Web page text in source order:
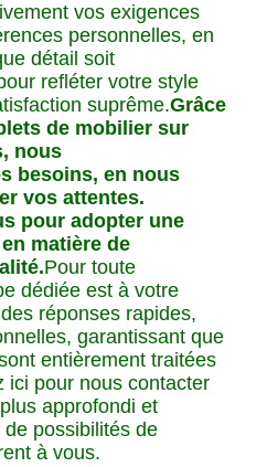
vos exigences
personnelles, en
détail soit
refléter votre style
suprême.Grâce
de mobilier sur
nous
besoins, en nous
vos attentes.
pour adopter une
matière de
Pour toute
dédiée est à votre
réponses rapides,
garantissant que
entièrement traitées
ici pour nous contacter
approfondi et
possibilités de
à vous.